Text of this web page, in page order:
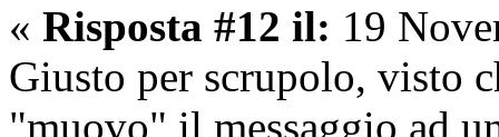
« Risposta #12 il: 19
Giusto per scrupolo, visto
"muovo" il messaggio ad